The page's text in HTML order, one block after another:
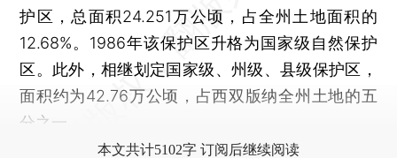
护区，总面积24.251万公顷，占全州土地面积的
12.68%。1986年该保护区升格为国家级自然保护
区。此外，相继划定国家级、州级、县级保护区，
面积约为42.76万公顷，占西双版纳全州土地的五
分之一。
本文共计5102字 订阅后继续阅读